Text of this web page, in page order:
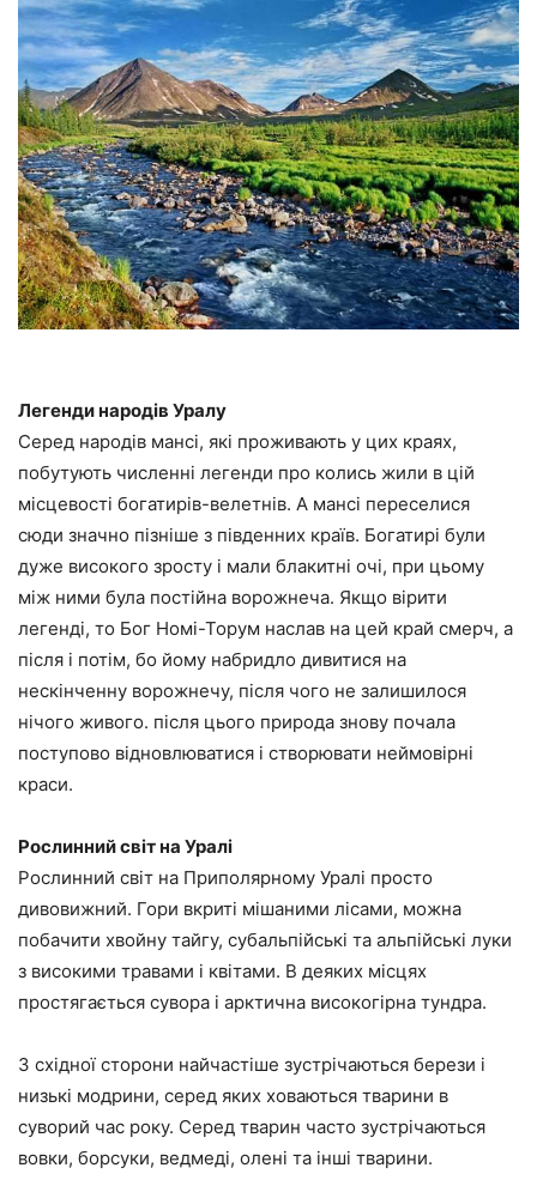
Легенди народів Уралу
Серед народів мансі, які проживають у цих краях,
побутують численні легенди про колись жили в цій
місцевості богатирів-велетнів. А мансі переселися
сюди значно пізніше з південних країв. Богатирі були
дуже високого зросту і мали блакитні очі, при цьому
між ними була постійна ворожнеча. Якщо вірити
легенді, то Бог Номі-Торум наслав на цей край смерч, а
після і потім, бо йому набридло дивитися на
нескінченну ворожнечу, після чого не залишилося
нічого живого. після цього природа знову почала
поступово відновлюватися і створювати неймовірні
краси.
Рослинний світ на Уралі
Рослинний світ на Приполярному Уралі просто
дивовижний. Гори вкриті мішаними лісами, можна
побачити хвойну тайгу, субальпійські та альпійські луки
з високими травами і квітами. В деяких місцях
простягається сувора і арктична високогірна тундра.
З східної сторони найчастіше зустрічаються берези і
низькі модрини, серед яких ховаються тварини в
суворий час року. Серед тварин часто зустрічаються
вовки, борсуки, ведмеді, олені та інші тварини.